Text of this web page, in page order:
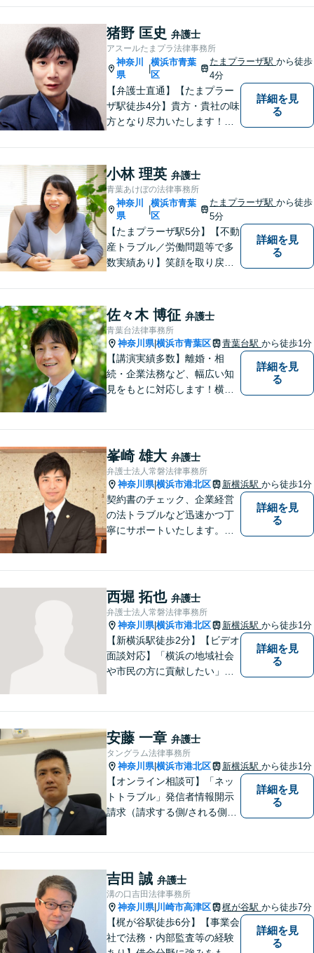
能な最善の結論を共に目指し
て問題解決を図る所存です。
法律上の問題に巻き込まれた
際は、お一人で悩まずにお気
軽にご相談ください。
猪野 匡史 弁護士
アスールたまプラ法律事務所
神奈川
県
|
横浜市青葉
区
たまプラーザ駅から徒歩
4分
【弁護士直通】【たまプラー
ザ駅徒歩4分】貴方・貴社の味
方となり尽力いたします！当
すのでまずはお気軽にご相談
ください。
詳細を見
る
小林 理英 弁護士
青葉あけぼの法律事務所
神奈川
県
|
横浜市青葉
区
たまプラーザ駅から徒歩
5分
【たまプラーザ駅5分】【不動
産トラブル／労働問題等で多
数実績あり】笑顔を取り戻す
い，一緒にベストな解決を考
えます。【契約時点での明朗
会計】
詳細を見
る
佐々木 博征 弁護士
青葉台法律事務所
神奈川県|横浜市青葉区 青葉台駅 から徒歩1分
【講演実績多数】離婚・相
続・企業法務など、幅広い知
見をもとに対応します！横
り】負債総額数億円の倒産申
立ての実績あり【完全個室】
【青葉台駅1分】【複数弁護士
在籍】
詳細を見
る
峯崎 雄大 弁護士
弁護士法人常磐法律事務所
神奈川県|横浜市港北区 新横浜駅 から徒歩1分
契約書のチェック、企業経営
の法トラブルなど迅速かつ丁
寧にサポートいたします。ど
詳細を見
る
西堀 拓也 弁護士
弁護士法人常磐法律事務所
神奈川県|横浜市港北区 新横浜駅 から徒歩1分
【新横浜駅徒歩2分】【ビデオ
面談対応】「横浜の地域社会
や市民の方に貢献したい」を
トができるよう全力を尽くし
ます。事務所一丸となって法
律トラブルの解決を目指しま
す。
詳細を見
る
安藤 一章 弁護士
タングラム法律事務所
神奈川県|横浜市港北区 新横浜駅 から徒歩1分
【オンライン相談可】「ネッ
トトラブル」発信者情報開示
請求（請求する側/される側）
より最善の解決へ導きます。
遠方で来所困難な方もお気軽
にご相談ください。
詳細を見
る
吉田 誠 弁護士
溝の口吉田法律事務所
神奈川県| 川崎市高津区 梶が谷駅 から徒歩7分
【梶が谷駅徒歩6分】【事業会
社で法務・内部監査等の経験
詳細を見
る